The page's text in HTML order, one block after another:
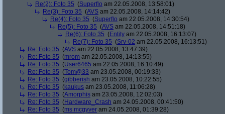
Re(2): Foto 35 (Superflo am 22.05.2008, 13:58:01)
Re(3): Foto 35 (AVS am 22.05.2008, 14:14:42)
Re(4): Foto 35 (Superflo am 22.05.2008, 14:30:54)
Re(5): Foto 35 (AVS am 22.05.2008, 14:51:18)
Re(6): Foto 35 (Entity am 22.05.2008, 16:13:07)
Re(7): Foto 35 (Srv-02 am 22.05.2008, 16:13:51)
Re: Foto 35 (AVS am 22.05.2008, 13:47:39)
Re: Foto 35 (mrom am 22.05.2008, 14:13:55)
Re: Foto 35 (User6465 am 22.05.2008, 16:10:49)
Re: Foto 35 (Tom@33 am 23.05.2008, 00:19:33)
Re: Foto 35 (gibberish am 23.05.2008, 10:22:55)
Re: Foto 35 (kaukus am 23.05.2008, 11:06:28)
Re: Foto 35 (Amorphis am 23.05.2008, 12:02:03)
Re: Foto 35 (Hardware_Crash am 24.05.2008, 00:41:50)
Re: Foto 35 (ms mcgyver am 24.05.2008, 01:39:28)